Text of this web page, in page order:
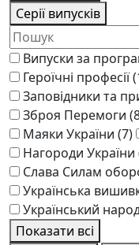
Серії випусків
Випуски за
Героїчні професії
Заповідники та
Зброя Перемоги
Маяки України (7)
Нагороди України
Слава Силам
Українська
Український
Показати всі